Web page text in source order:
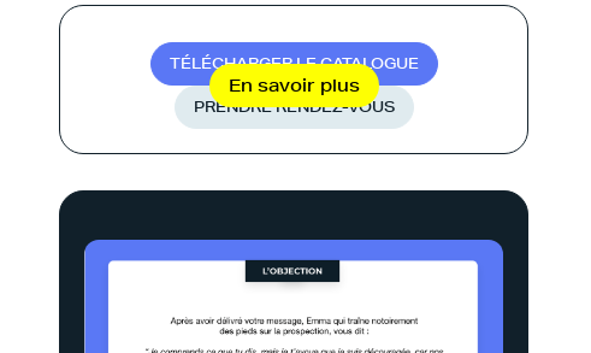
TÉLÉCHARGERLECATALOGUE
PRENDRERENDEZ-VOUS
En savoir plus